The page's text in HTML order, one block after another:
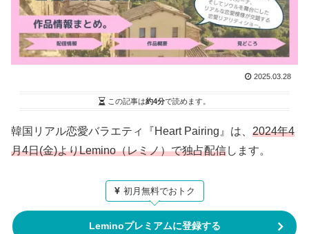
2025.03.28
この記事は約4分で読めます。
韓国リアル恋愛バラエティ『Heart Pairing』は、 2024年4
月4日(金)よりLemino（レミノ）で独占配信します。
初月無料でおトク
Leminoプレミアムに登録する